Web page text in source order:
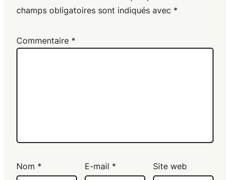
champs obligatoires sont indiqués avec *
Commentaire *
Nom * E-mail * Site web